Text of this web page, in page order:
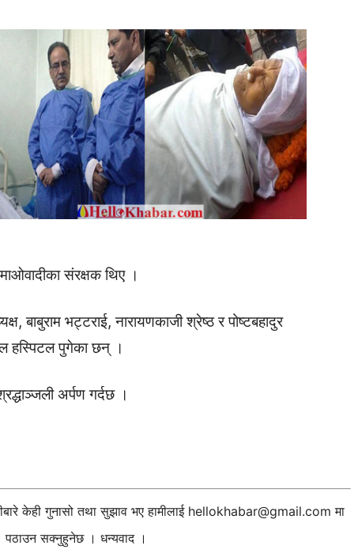
संरक्षक थिए ।
बाबुराम भट्टराई, नारायणकाजी श्रेष्ठ र पोष्टबहादुर
हस्पिटल पुगेका छन् ।
अर्पण गर्दछ ।
केही गुनासो तथा सुझाव भए हामीलाई hellokhabar@gmail.com मा
पठाउन सक्नुहुनेछ । धन्यवाद ।